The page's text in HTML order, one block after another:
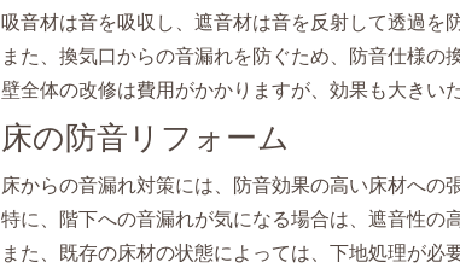
吸音材は音を吸収し、遮音材は音を反射して透過を
また、換気口からの音漏れを防ぐため、防音仕様の
壁全体の改修は費用がかかりますが、効果も大き
床の防音リフォーム
床からの音漏れ対策には、防音効果の高い床材への
特に、階下への音漏れが気になる場合は、遮音性の
また、既存の床材の状態によっては、下地処理が必